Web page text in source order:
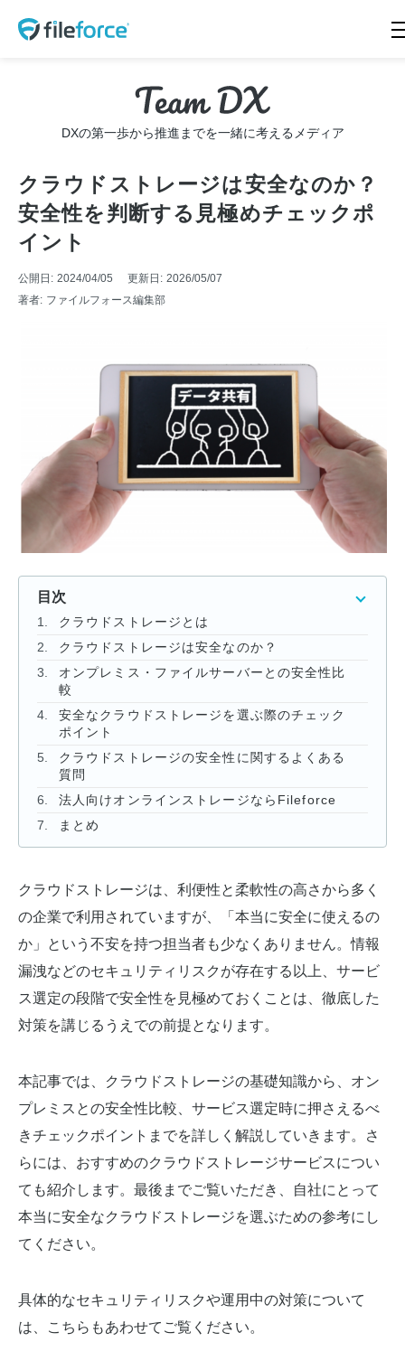
電帳法
新機能 TaskFlow™
新機能 ランサムウェア対
策
料金プラン
無料トライアル
資料ダウンロード一覧
DXの第一歩から推進までを一緒に考えるメディア
クラウドストレージは安全なのか？
安全性を判断する見極めチェックポ
イント
公開日: 2024/04/05 更新日: 2026/05/07
著者: ファイルフォース編集部
目次
クラウドストレージとは
クラウドストレージは安全なのか？
オンプレミス・ファイルサーバーとの安全性比
較
安全なクラウドストレージを選ぶ際のチェック
ポイント
クラウドストレージの安全性に関するよくある
質問
法人向けオンラインストレージならFileforce
まとめ
クラウドストレージは、利便性と柔軟性の高さから多く
の企業で利用されていますが、「本当に安全に使えるの
か」という不安を持つ担当者も少なくありません。情報
漏洩などのセキュリティリスクが存在する以上、サービ
ス選定の段階で安全性を見極めておくことは、徹底した
対策を講じるうえでの前提となります。
本記事では、クラウドストレージの基礎知識から、オン
プレミスとの安全性比較、サービス選定時に押さえるべ
きチェックポイントまでを詳しく解説していきます。さ
らには、おすすめのクラウドストレージサービスについ
ても紹介します。最後までご覧いただき、自社にとって
本当に安全なクラウドストレージを選ぶための参考にし
てください。
具体的なセキュリティリスクや運用中の対策について
は、こちらもあわせてご覧ください。